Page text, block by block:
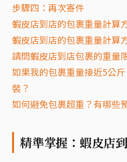
步驟四：再次寄件
蝦皮店到店的包裹重量計算
蝦皮店到店的包裹重量計算
請問蝦皮店到店包裹的重量
如果我的包裹重量接近5公
裝？
如何避免包裹超重？有哪些
精準掌握：蝦皮店